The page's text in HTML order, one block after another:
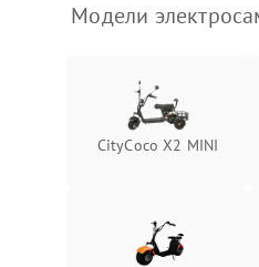
Модели
CityCoco X2 MINI